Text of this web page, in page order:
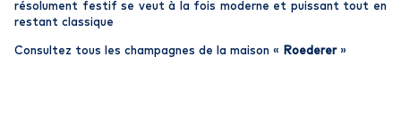
résolument festif se veut à la fois moderne et puissant tout en
restant classique
Consultez tous les champagnes de la maison « Roederer»